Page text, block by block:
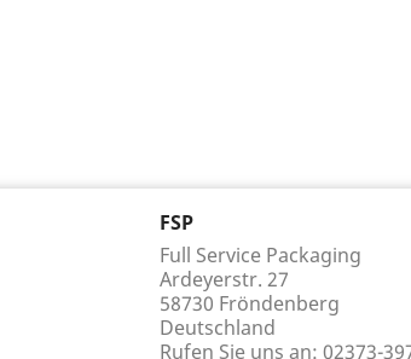
FSP
Full Service Packaging
Ardeyerstr. 27
58730 Fröndenberg
Deutschland
Rufen Sie uns an: 02373-